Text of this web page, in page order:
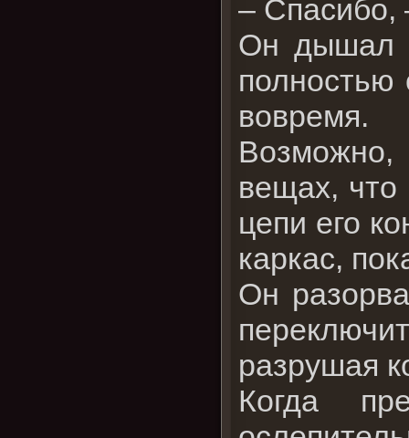
– Спасибо,
Он дышал
полностью
вовремя.
вещах, что
цепи его
каркас,
Он
разрушая
Когда